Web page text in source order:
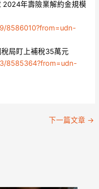
2024年壽險業解約金規模
8586010?from=udn-
局盯上補稅35萬元
8585364?from=udn-
下一篇文章 →